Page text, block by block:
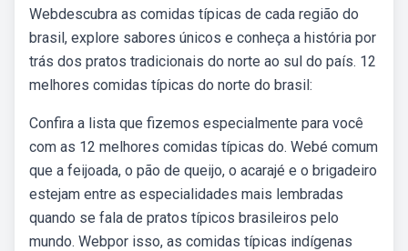
Webdescubra as comidas típicas de cada região do
brasil, explore sabores únicos e conheça a história por
trás dos pratos tradicionais do norte ao sul do país. 12
melhores comidas típicas do norte do brasil:
Confira a lista que fizemos especialmente para você
com as 12 melhores comidas típicas do. Webé comum
que a feijoada, o pão de queijo, o acarajé e o brigadeiro
estejam entre as especialidades mais lembradas
quando se fala de pratos típicos brasileiros pelo
mundo. Webpor isso, as comidas típicas indígenas